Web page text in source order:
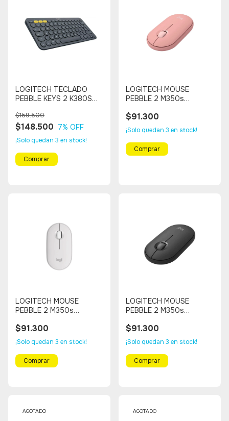
LOGITECH TECLADO
PEBBLE KEYS 2 K380S
Dispositivo (NEGRO)
$148.500
$159.500
7% OFF
¡Solo quedan 3 en stock!
LOGITECH MOUSE
PEBBLE 2 M350s
Dispositivo (ROSADO)
$91.300
¡Solo quedan 3 en stock!
LOGITECH MOUSE
PEBBLE 2 M350s
Dispositivo (BLANCO)
$91.300
¡Solo quedan 3 en stock!
LOGITECH MOUSE
PEBBLE 2 M350s
Dispositivo (NEGRO)
$91.300
¡Solo quedan 3 en stock!
AGOTADO AGOTADO